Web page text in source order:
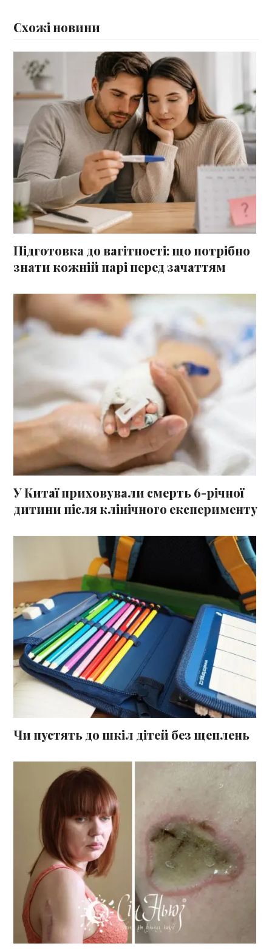
Схожі новини
Підготовка до вагітності: що потрібно
знати кожній парі перед зачаттям
У Китаї приховували смерть 6-річної
дитини після клінічного експерименту
Чи пустять до шкіл дітей без щеплень